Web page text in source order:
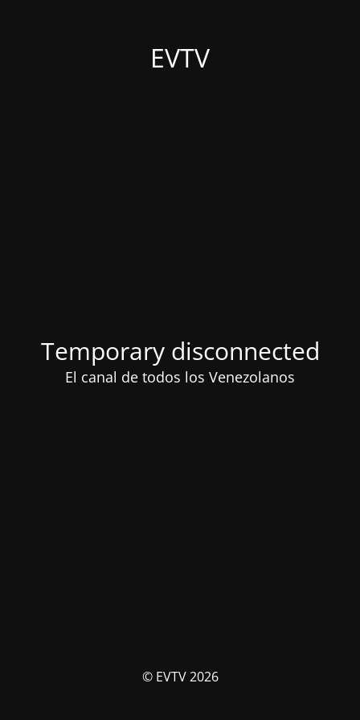
EVTV
Temporary disconnected
El canal de todos los Venezolanos
© EVTV 2026